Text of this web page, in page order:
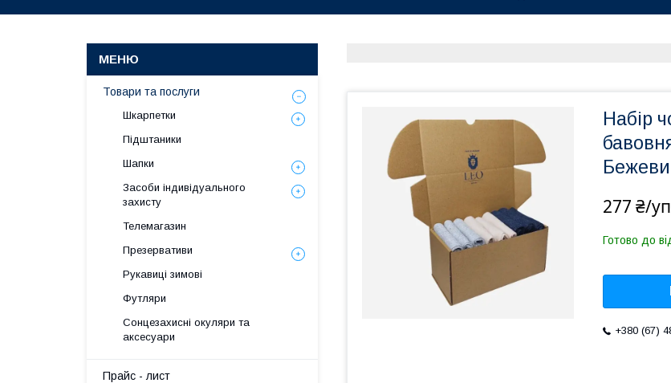
Набір
277 ₴/
Готово до
+380 (67)
Товари та послуги
Шкарпетки
Підштаники
Шапки
Засоби індивідуального
захисту
Телемагазин
Презервативи
Рукавиці зимові
Футляри
Сонцезахисні окуляри та
аксесуари
Прайс - лист